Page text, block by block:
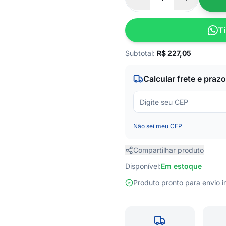
Subtotal: R$227,05
Calcular frete e prazo
Não sei meu CEP
Compartilhar produto
Disponível:Em estoque
Produto pronto para